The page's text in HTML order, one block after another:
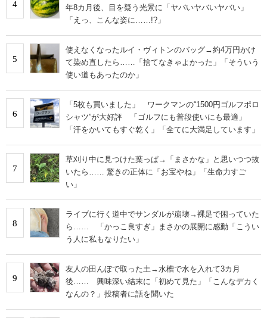
4
年8カ月後、目を疑う光景に「ヤバいヤバいヤバい」
「えっ、こんな姿に……!?」
5
使えなくなったルイ・ヴィトンのバッグ→約4万円かけ
て染め直したら……「捨てなきゃよかった」「そういう
使い道もあったのか」
6
「5枚も買いました」 ワークマンの“1500円ゴルフポロ
シャツ”が大好評 「ゴルフにも普段使いにも最適」
「汗をかいてもすぐ乾く」「全てに大満足しています」
7
草刈り中に見つけた葉っぱ→「まさかな」と思いつつ抜
いたら…… 驚きの正体に「お宝やね」「生命力すご
い」
8
ライブに行く道中でサンダルが崩壊→裸足で困っていた
ら…… 「かっこ良すぎ」まさかの展開に感動「こうい
う人に私もなりたい」
9
友人の田んぼで取った土→水槽で水を入れて3カ月
後…… 興味深い結末に「初めて見た」「こんなデカく
なんの？」投稿者に話を聞いた